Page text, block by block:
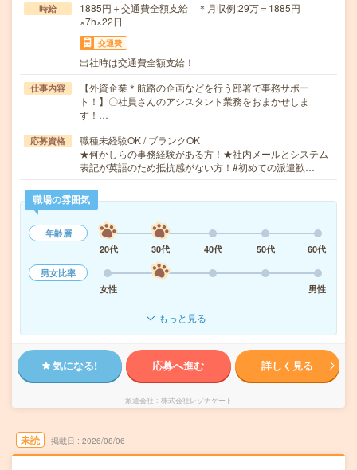
時給
1885円＋交通費全額支給 ＊月収例:29万＝1885円
×7h×22日
交通費
出社時は交通費全額支給！
仕事内容
【外資企業＊航路の企画などを行う部署で事務サポー
ト！】〇社員さんのアシスタント業務をおまかせしま
す！…
応募資格
職種未経験OK / ブランクOK
★何かしらの事務経験がある方！★社内メールとシステム
表記が英語のため抵抗感がない方！#初めての派遣歓…
職場の雰囲気
年齢層
20代
30代 40代 50代
60代
男女比率
女性
男性
もっと見る
気になる! 応募へ進む 詳しく見る
派遣会社 株式会社レゾナゲート
未読 掲載日 2026/08/06